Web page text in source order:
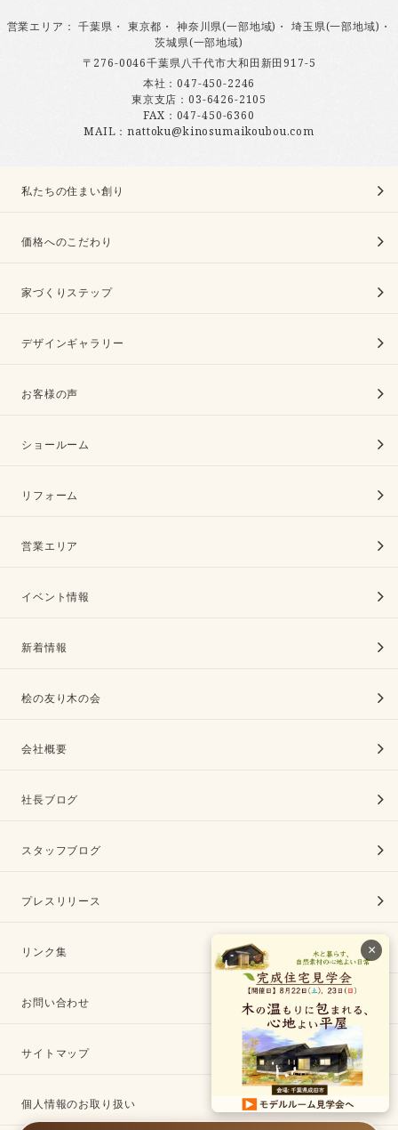
×
営業エリア ：千葉県 ・ 東京都 ・ 神奈川県(一部地域) ・ 埼玉県(一部地域) ・
茨城県(一部地域)
〒276-0046千葉県八千代市大和田新田917-5
本社：047-450-2246
東京支店：03-6426-2105
FAX：047-450-6360
MAIL：nattoku@kinosumaikoubou.com
私たちの住まい創り
価格へのこだわり
家づくりステップ
デザインギャラリー
お客様の声
ショールーム
リフォーム
営業エリア
イベント情報
新着情報
桧の友り木の会
会社概要
社長ブログ
スタッフブログ
プレスリリース
リンク集
お問い合わせ
サイトマップ
個人情報のお取り扱い